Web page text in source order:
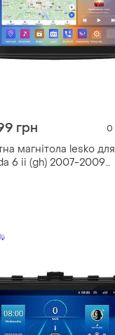
грн 0
магнітола lesko для
6 ii (gh) 2007-2009